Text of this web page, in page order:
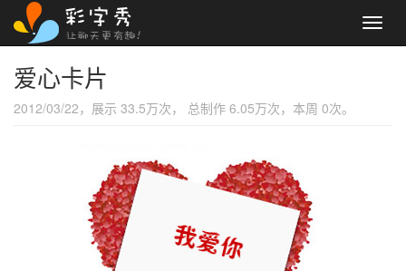
爱心卡片
2012/03/22，展示 33.5万次， 总制作 6.05万次，本周 0次。